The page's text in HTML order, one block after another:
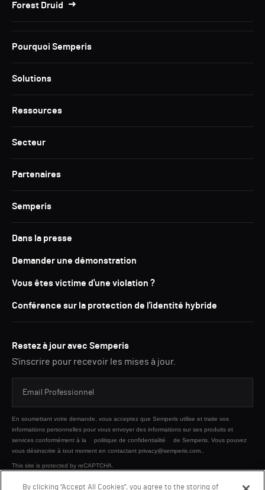
Forest Druid
Pourquoi Semperis
Solutions
Ressources
Secteur
Partenaires
Semperis
Dans la presse
Demander une démonstration
Vous êtes victime d'une violation ?
Conférence sur la protection de l'identité hybride
Restez à jour avec Semperis
S'inscrire pour recevoir les mises à jour.
En soumettant votre demande, vous acceptez que Semperis utilise et traite vos
informations personnelles pour vous envoyer des informations sur ses produits et
services conformément à la
politique de confidentialité
de Semperis. Vous pouvez
vous désinscrire à tout moment en contactant privacy@semperis.com..
This site is protected by reCAPTCHA.
By clicking “Accept All Cookies”, you agree to the storing of